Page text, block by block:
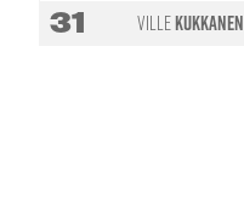
31 VilleKukkanen